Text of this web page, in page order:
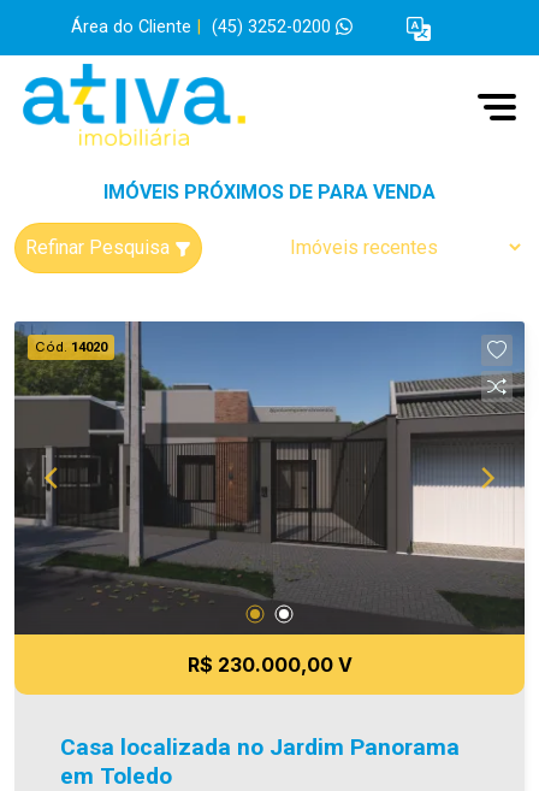
Área do Cliente (45) 3252-0200
IMÓVEIS PRÓXIMOS DE PARA VENDA
Refinar Pesquisa
Cód. 14020
R$ 230.000,00 V
Casa localizada no Jardim Panorama
em Toledo